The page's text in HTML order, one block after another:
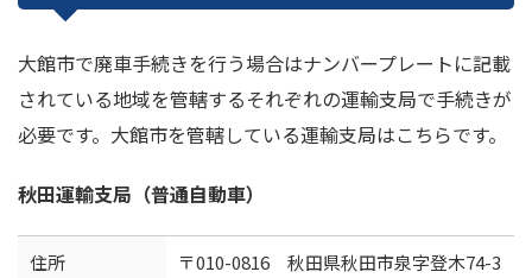
大館市で廃車手続きを行う場合はナンバープレートに記載
されている地域を管轄するそれぞれの運輸支局で手続きが
必要です。大館市を管轄している運輸支局はこちらです。
秋田運輸支局（普通自動車）
住所 〒010-0816 秋田県秋田市泉字登木74-3